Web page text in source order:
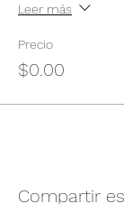
Leer más
Precio
$0.00
Compartir